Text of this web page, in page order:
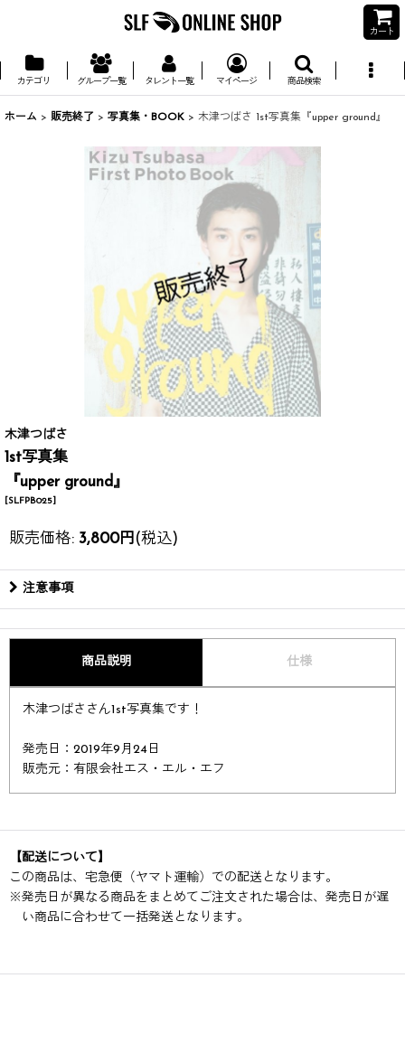
カート
カテゴリ グループ一覧 タレント一覧 マイページ 商品検索
ホーム > 販売終了 > 写真集・BOOK > 木津つばさ 1st写真集『upper ground』
木津つばさ
1st写真集
『upper ground』
[SLFPB025]
販売価格: 3,800円 (税込)
注意事項
商品説明 仕様
木津つばささん1st写真集です！
発売日：2019年9月24日
販売元：有限会社エス・エル・エフ
【配送について】
この商品は、宅急便（ヤマト運輸）での配送となります。
※発売日が異なる商品をまとめてご注文された場合は、発売日が遅
い商品に合わせて一括発送となります。